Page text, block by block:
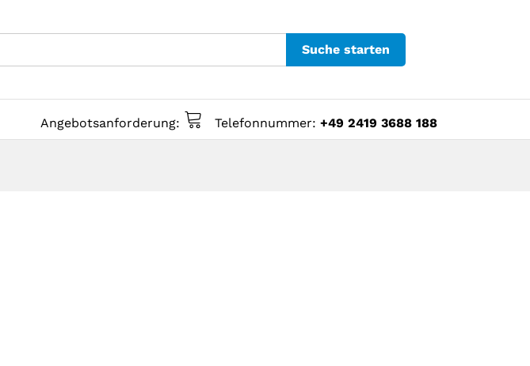
Suche starten
Angebotsanforderung: Telefonnummer: +49 2419 3688 188